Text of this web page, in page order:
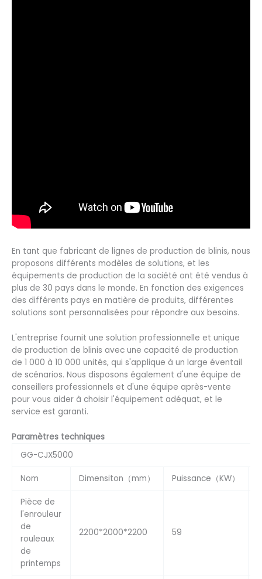
En tant que fabricant de lignes de production de blinis, nous
proposons différents modèles de solutions, et les
équipements de production de la société ont été vendus à
plus de 30 pays dans le monde. En fonction des exigences
des différents pays en matière de produits, différentes
solutions sont personnalisées pour répondre aux besoins.
L'entreprise fournit une solution professionnelle et unique
de production de blinis avec une capacité de production
de 1 000 à 10 000 unités, qui s'applique à un large éventail
de scénarios. Nous disposons également d'une équipe de
conseillers professionnels et d'une équipe après-vente
pour vous aider à choisir l'équipement adéquat, et le
service est garanti.
Paramètres techniques
GG-CJX5000
Nom Dimensiton（mm） Puissance（KW）
Pièce de
l'enrouleur
de
rouleaux
de
printemps
2200*2000*2200 59